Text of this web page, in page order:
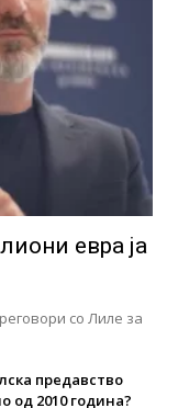
евра ја
со Лиле за
предавство
од 2010 година?